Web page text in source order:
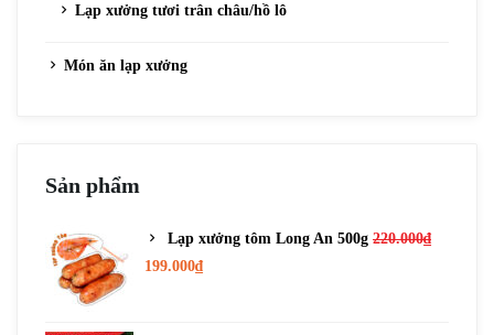
Lạp xưởng tươi trân châu/hồ lô
Món ăn lạp xưởng
Sản phẩm
Lạp xưởng tôm Long An 500g 220.000₫
199.000₫